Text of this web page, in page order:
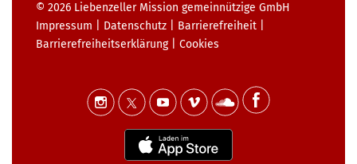
© 2026 Liebenzeller Mission gemeinnützige GmbH
Impressum
Datenschutz Barrierefreiheit
Barrierefreiheits­erklärung| Cookies